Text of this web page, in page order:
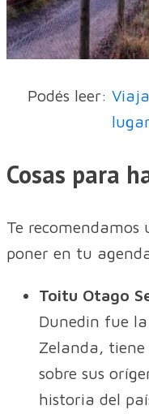
Podés leer:
Cosas para
Te recomendamos
poner en tu
Toitu Otago
Dunedin fue
Zelanda,
sobre sus
historia del